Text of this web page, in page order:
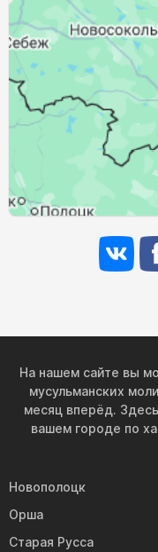
30, Вс 03:49
31, Пн 03:52 06:01
На нашем сайте вы
мусульманских
месяц вперёд.
вашем городе по
Новополоцк
Орша
Старая Русса